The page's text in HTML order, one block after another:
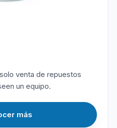
venta de repuestos
un equipo.
más